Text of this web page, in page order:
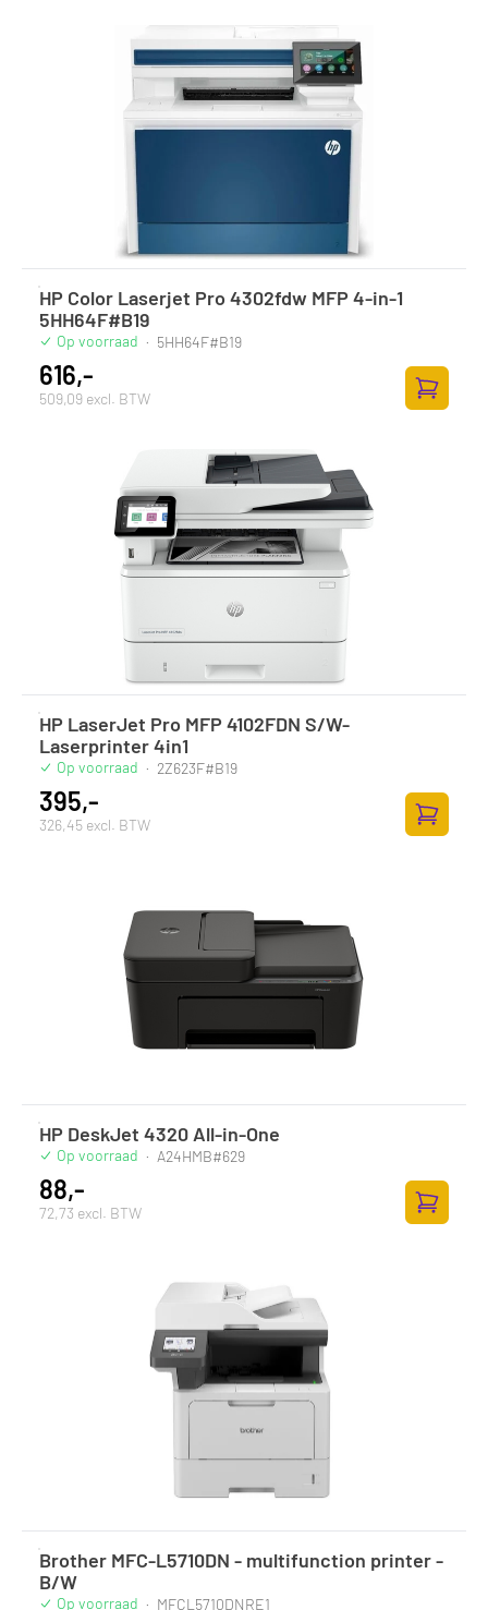
HP Color Laserjet Pro 4302fdw MFP 4-in-1
5HH64F#B19
Op voorraad · 5HH64F#B19
616,-
509,09 excl. BTW
Zum
HP LaserJet Pro MFP 4102FDN S/W-
Laserprinter 4in1
Op voorraad · 2Z623F#B19
395,-
326,45 excl. BTW
Zum
HP DeskJet 4320 All-in-One
Op voorraad · A24HMB#629
88,-
72,73 excl. BTW
Zum
Brother MFC-L5710DN - multifunction printer -
B/W
Op voorraad · MFCL5710DNRE1